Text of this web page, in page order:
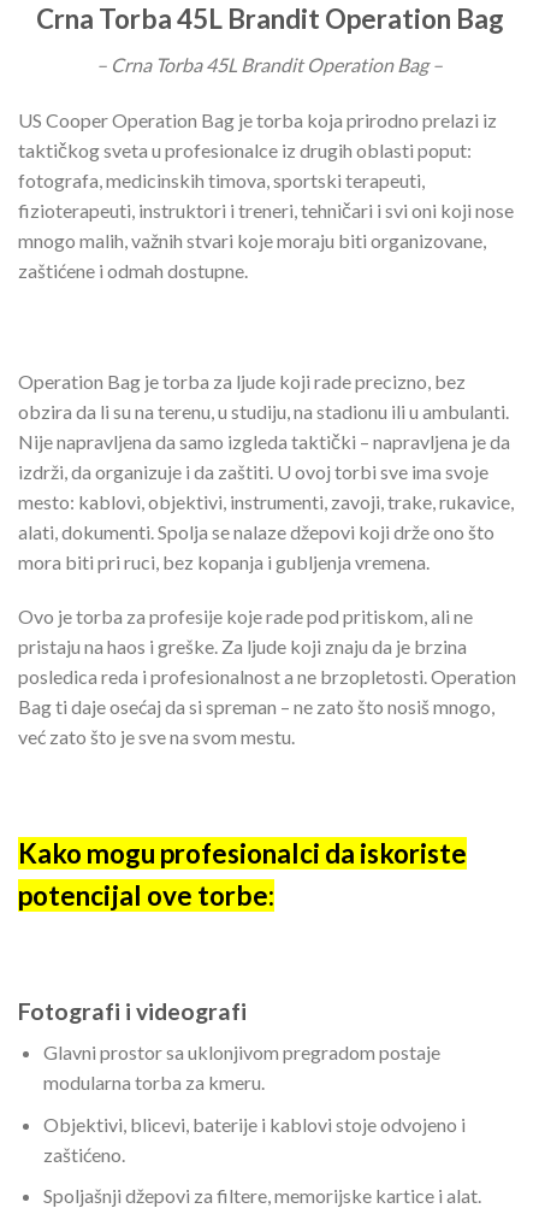
Crna Torba 45L Brandit Operation Bag
– Crna Torba 45L Brandit Operation Bag –
US Cooper Operation Bag je torba koja prirodno prelazi iz
taktičkog sveta u profesionalce iz drugih oblasti poput:
fotografa, medicinskih timova, sportski terapeuti,
fizioterapeuti, instruktori i treneri, tehničari i svi oni koji nose
mnogo malih, važnih stvari koje moraju biti organizovane,
zaštićene i odmah dostupne.
Operation Bag je torba za ljude koji rade precizno, bez
obzira da li su na terenu, u studiju, na stadionu ili u ambulanti.
Nije napravljena da samo izgleda taktički – napravljena je da
izdrži, da organizuje i da zaštiti. U ovoj torbi sve ima svoje
mesto: kablovi, objektivi, instrumenti, zavoji, trake, rukavice,
alati, dokumenti. Spolja se nalaze džepovi koji drže ono što
mora biti pri ruci, bez kopanja i gubljenja vremena.
Ovo je torba za profesije koje rade pod pritiskom, ali ne
pristaju na haos i greške. Za ljude koji znaju da je brzina
posledica reda i profesionalnost a ne brzopletosti. Operation
Bag ti daje osećaj da si spreman – ne zato što nosiš mnogo,
već zato što je sve na svom mestu.
Kako mogu profesionalci da iskoriste
potencijal ove torbe:
Fotografi i videografi
Glavni prostor sa uklonjivom pregradom postaje
modularna torba za kmeru.
Objektivi, blicevi, baterije i kablovi stoje odvojeno i
zaštićeno.
Spoljašnji džepovi za filtere, memorijske kartice i alat.